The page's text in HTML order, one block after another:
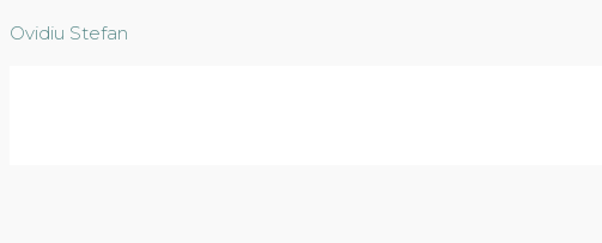
Ovidiu Stefan